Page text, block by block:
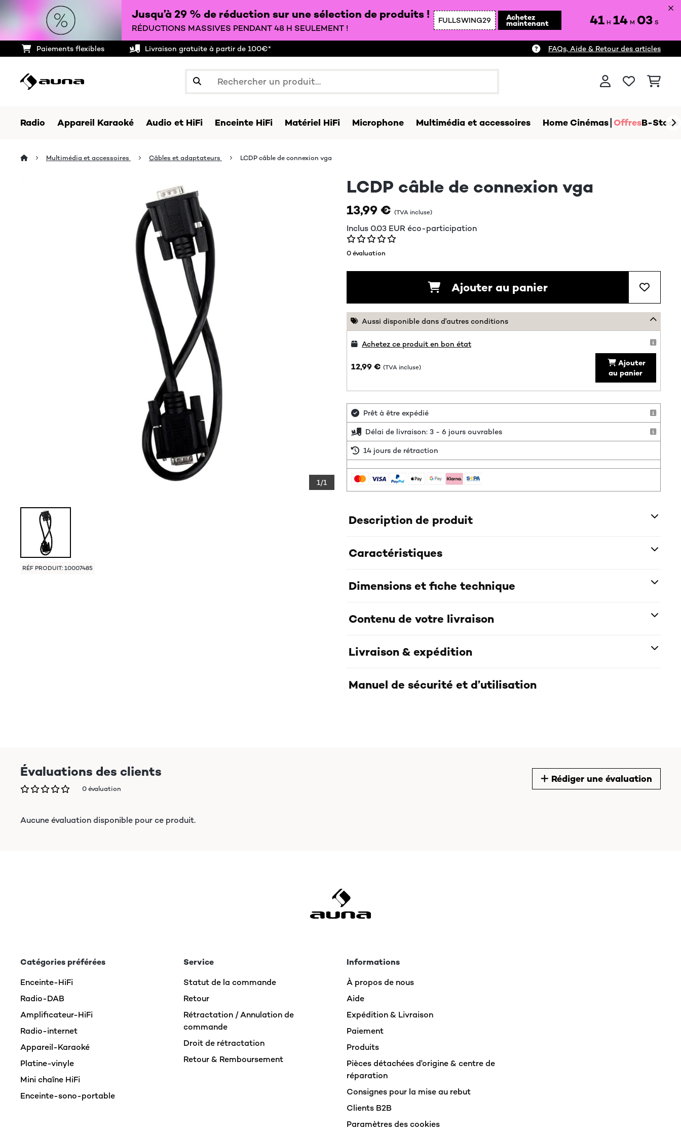
Jusqu’à 29 % de réduction sur une sélection de produits !
RÉDUCTIONS MASSIVES PENDANT 48 H SEULEMENT !
FULLSWING29 Achetez
maintenant 41 H 14 M 02 S
Paiements flexibles Livraison gratuite à partir de 100€* FAQs, Aide & Retour des articles
Radio Appareil Karaoké Audio et HiFi Enceinte HiFi Matériel HiFi Microphone Multimédia et accessoires Home Cinémas OffresB-Stock
Multimédia et accessoires Câbles et adaptateurs LCDP câble de connexion vga
1/1
RÉF PRODUIT: 10007485
LCDP câble de connexion vga
13,99 € (TVA incluse)
Inclus 0.03 EURéco-participation
0 évaluation
Ajouter au panier
Aussi disponible dans d'autres conditions
Achetez ce produit en bon état
12,99 € (TVA incluse)
Ajouter
au panier
Prêt à être expédié
Délai de livraison: 3 - 6 jours ouvrables
14 jours de rétraction
Description de produit
Caractéristiques
Dimensions et fiche technique
Contenu de votre livraison
Livraison & expédition
Manuel de sécurité et d’utilisation
Évaluations des clients
0 évaluation
Rédiger une évaluation
Aucune évaluation disponible pour ce produit.
Catégories préférées
Enceinte-HiFi
Radio-DAB
Amplificateur-HiFi
Radio-internet
Appareil-Karaoké
Platine-vinyle
Mini chaîne HiFi
Enceinte-sono-portable
Service
Statut de la commande
Retour
Rétractation / Annulation de
commande
Droit de rétractation
Retour & Remboursement
Informations
À propos de nous
Aide
Expédition & Livraison
Paiement
Produits
Pièces détachées d'origine & centre de
réparation
Consignes pour la mise au rebut
Clients B2B
Paramètres des cookies